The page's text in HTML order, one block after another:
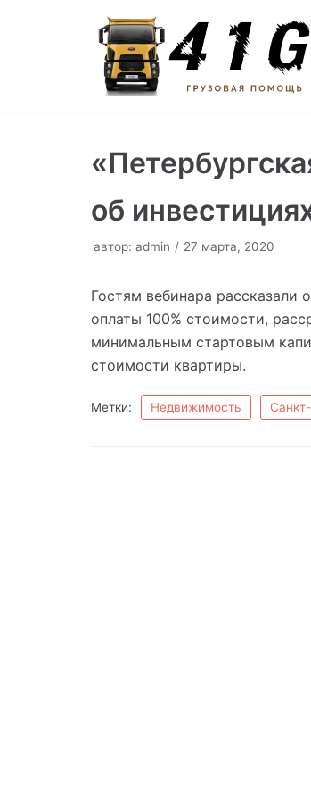
содержимому
об
автор: admin 27 марта, 2020
Гостям вебинара
оплаты 100% стоимости,
минимальным стартовым
стоимости квартиры.
Метки: Недвижимость